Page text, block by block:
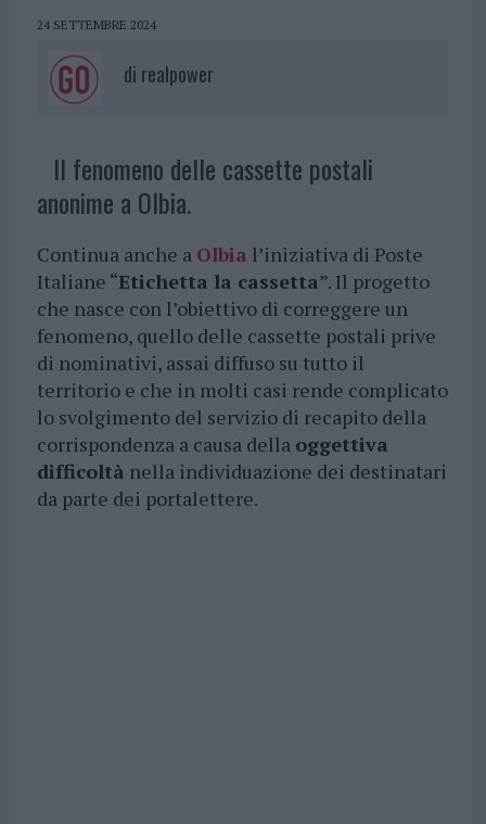
24 SETTEMBRE 2024
di realpower
Il fenomeno delle cassette postali
anonime a Olbia.
Continua anche a Olbia l’iniziativa di Poste
Italiane “Etichetta la cassetta”. Il progetto
che nasce con l’obiettivo di correggere un
fenomeno, quello delle cassette postali prive
di nominativi, assai diffuso su tutto il
territorio e che in molti casi rende complicato
lo svolgimento del servizio di recapito della
corrispondenza a causa della oggettiva
difficoltà nella individuazione dei destinatari
da parte dei portalettere.